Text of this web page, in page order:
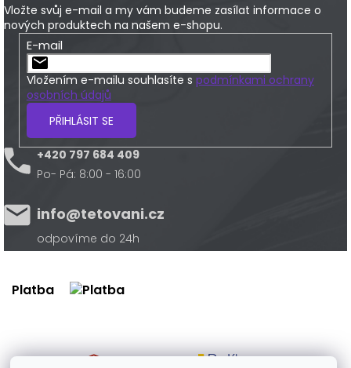
Vložte svůj e-mail a my vám budeme zasílat informace o
nových produktech na našem e-shopu.
E-mail
Vložením e-mailu souhlasíte s podmínkami ochrany
osobních údajů
PŘIHLÁSIT SE
+420 797 684 409
Po- Pá: 8:00 - 16:00
info@tetovani.cz
odpovíme do 24h
Platba
Doprava